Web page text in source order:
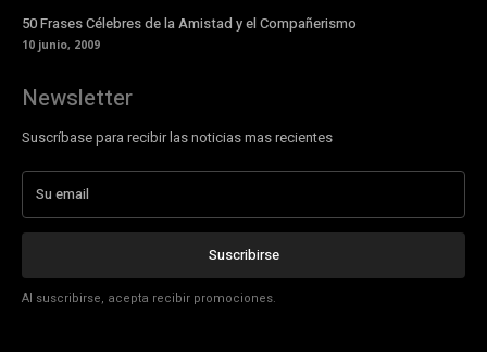
50 Frases Célebres de la Amistad y el Compañerismo
10 junio, 2009
Newsletter
Suscríbase para recibir las noticias mas recientes
Suscribirse
Al suscribirse, acepta recibir promociones.